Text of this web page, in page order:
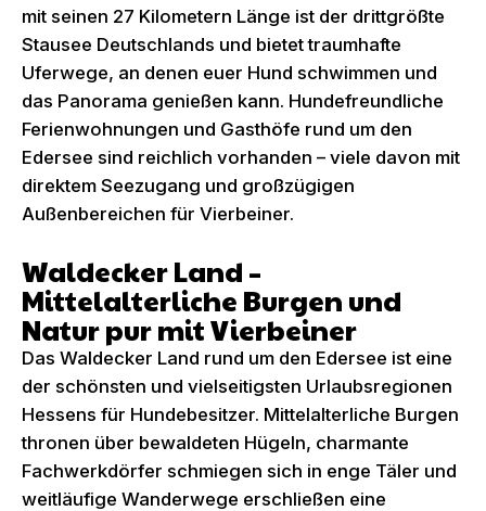
mit seinen 27 Kilometern Länge ist der drittgrößte
Stausee Deutschlands und bietet traumhafte
Uferwege, an denen euer Hund schwimmen und
das Panorama genießen kann. Hundefreundliche
Ferienwohnungen und Gasthöfe rund um den
Edersee sind reichlich vorhanden – viele davon mit
direktem Seezugang und großzügigen
Außenbereichen für Vierbeiner.
Waldecker Land –
Mittelalterliche Burgen und
Natur pur mit Vierbeiner
Das Waldecker Land rund um den Edersee ist eine
der schönsten und vielseitigsten Urlaubsregionen
Hessens für Hundebesitzer. Mittelalterliche Burgen
thronen über bewaldeten Hügeln, charmante
Fachwerkdörfer schmiegen sich in enge Täler und
weitläufige Wanderwege erschließen eine